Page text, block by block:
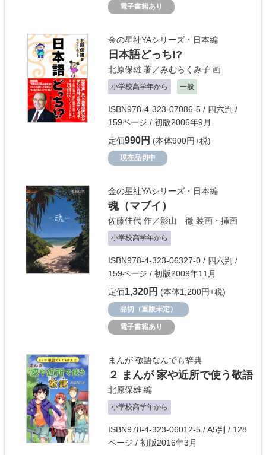
電子書籍あり
金の星社YAシリーズ・日本編
日本語どっち!?
北原保雄 著／みむらくみ子 画
小学校高学年から 一般
ISBN978-4-323-07086-5 / 四六判 /
159ページ / 初版2006年9月
定価990円 (本体900円+税)
現在品切中
金の星社YAシリーズ・日本編
魂（マブイ）
佐藤佳代 作／影山 徹 装画・挿画
小学校高学年から
ISBN978-4-323-06327-0 / 四六判 /
159ページ / 初版2009年11月
定価1,320円 (本体1,200円+税)
品切（重版未定）
電子書籍あり
まんが 敬語なんでも辞典
２ まんが 家や近所で使う敬語
北原保雄 編
小学校高学年から
ISBN978-4-323-06012-5 / A5判 / 128
ページ / 初版2016年3月